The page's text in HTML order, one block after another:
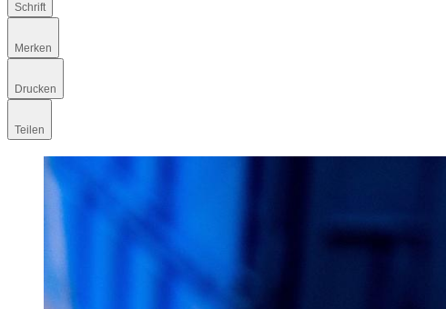
Schrift
Merken
Drucken
Teilen